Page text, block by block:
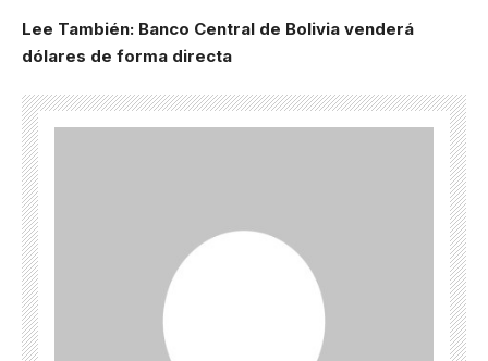
Lee También: Banco Central de Bolivia venderá
dólares de forma directa